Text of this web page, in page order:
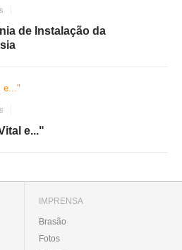
de Instalação da
e..."
IMPRENSA
Brasão
Fotos